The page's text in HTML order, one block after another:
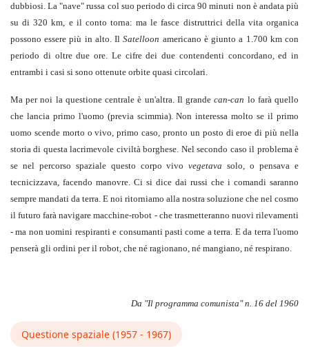
dubbiosi. La "nave" russa col suo periodo di circa 90 minuti non è andata più
su di 320 km, e il conto torna: ma le fasce distruttrici della vita organica
possono essere più in alto. IlSatelloon americano è giunto a 1.700 km con
periodo di oltre due ore. Le cifre dei due contendenti concordano, ed in
entrambi i casi si sono ottenute orbite quasi circolari.
Ma per noi la questione centrale è un'altra. Il grandecan-can lo farà quello
che lancia primo l'uomo (previa scimmia). Non interessa molto se il primo
uomo scende morto o vivo, primo caso, pronto un posto di eroe di più nella
storia di questa lacrimevole civiltà borghese. Nel secondo caso il problema è
se nel percorso spaziale questo corpo vivovegetava solo, o pensava e
tecnicizzava, facendo manovre. Ci si dice dai russi che i comandi saranno
sempre mandati da terra. E noi ritorniamo alla nostra soluzione che nel cosmo
il futuro farà navigare macchine-robot - che trasmetteranno nuovi rilevamenti
- ma non uomini respiranti e consumanti pasti come a terra. E da terra l'uomo
penserà gli ordini per il robot, che né ragionano, né mangiano, né respirano.
Da "Il programma comunista" n. 16 del 1960
Questione spaziale (1957 - 1967)